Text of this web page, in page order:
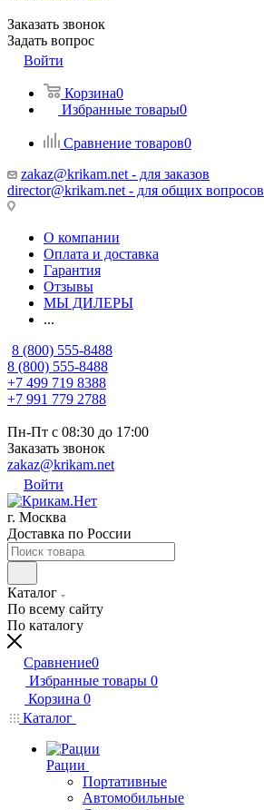
Заказать звонок
Задать вопрос
Войти
Корзина0
Избранные товары0
Сравнение товаров0
zakaz@krikam.net - для заказов
director@krikam.net - для общих вопросов
О компании
Оплата и доставка
Гарантия
Отзывы
МЫ ДИЛЕРЫ
...
8 (800) 555-8488
8 (800) 555-8488
+7 499 719 8388
+7 991 779 2788
Пн-Пт с 08:30 до 17:00
Заказать звонок
zakaz@krikam.net
Войти
г. Москва
Доставка по России
Каталог
По всему сайту
По каталогу
Сравнение0
Избранные товары 0
Корзина 0
Каталог
Рации
Портативные
Автомобильные